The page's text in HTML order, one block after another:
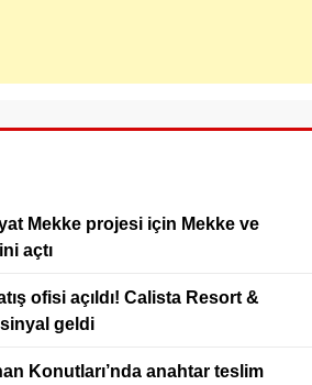
Mekke projesi için Mekke ve
açtı
ofisi açıldı! Calista Resort &
geldi
Konutları’nda anahtar teslim